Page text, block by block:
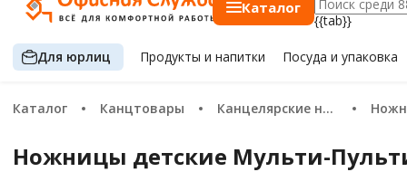
Каталог
{{tab}}
Для юрлиц Продуктыи напитки Посуда и упаковка
Каталог Канцтовары Канцелярские ножи и ножницы
Ножницы детские Мульти-